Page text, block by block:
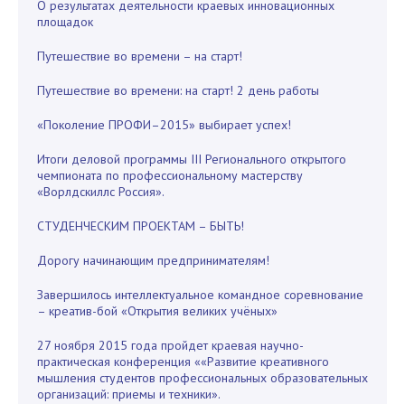
О результатах деятельности краевых инновационных
площадок
Путешествие во времени – на старт!
Путешествие во времени: на старт! 2 день работы
«Поколение ПРОФИ–2015» выбирает успех!
Итоги деловой программы III Регионального открытого
чемпионата по профессиональному мастерству
«Ворлдскиллс Россия».
СТУДЕНЧЕСКИМ ПРОЕКТАМ – БЫТЬ!
Дорогу начинающим предпринимателям!
Завершилось интеллектуальное командное соревнование
– креатив-бой «Открытия великих учёных»
27 ноября 2015 года пройдет краевая научно-
практическая конференция ««Развитие креативного
мышления студентов профессиональных образовательных
организаций: приемы и техники».